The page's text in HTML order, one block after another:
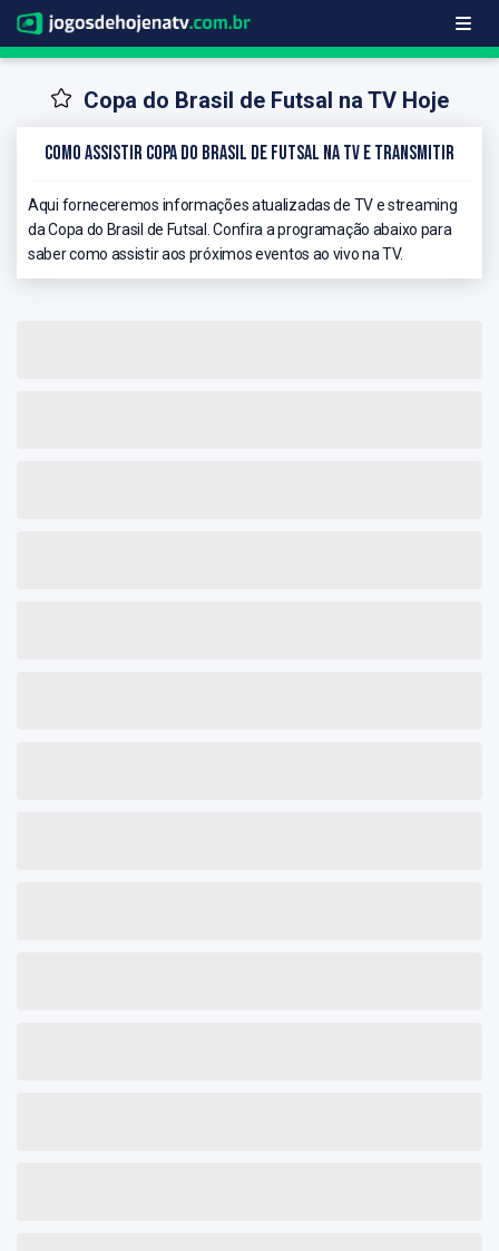
Copa do Brasil de Futsal na TV Hoje
Como Assistir Copa do Brasil de Futsal na TV e Transmitir
Aqui forneceremos informações atualizadas de TV e streaming
da Copa do Brasil de Futsal. Confira a programação abaixo para
saber como assistir aos próximos eventos ao vivo na TV.